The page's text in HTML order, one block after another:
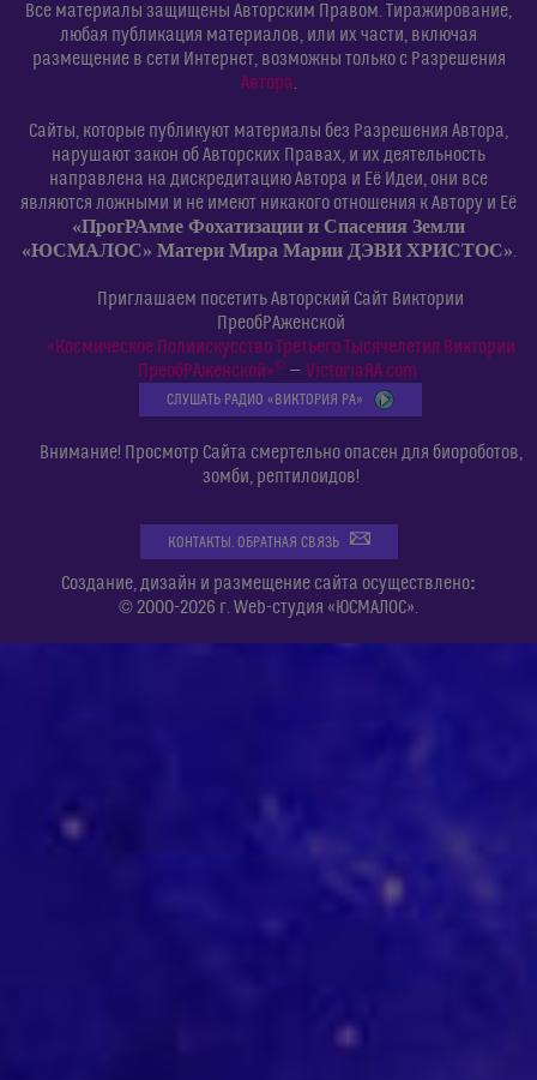
Все материалы защищены Авторским Правом. Тиражирование,
любая публикация материалов, или их части, включая
размещение в сети Интернет, возможны только с Разрешения
Автора.
Сайты, которые публикуют материалы без Разрешения Автора,
нарушают закон об Авторских Правах, и их деятельность
направлена на дискредитацию Автора и Её Идеи, они все
являются ложными и не имеют никакого отношения к Автору и Её
«ПрогРАмме Фохатизации и Спасения Земли
«ЮСМАЛОС» Матери Мира Марии ДЭВИ ХРИСТОС».
Приглашаем посетить Авторский Сайт Виктории
ПреобРАженской
«Космическое Полиискусство Третьего Тысячелетия Виктории
ПреобРАженской»©— VictoriaRA.com
СЛУШАТЬ РАДИО «ВИКТОРИЯ РА»
Внимание! Просмотр Сайта смертельно опасен для биороботов,
зомби, рептилоидов!
КОНТАКТЫ. ОБРАТНАЯ СВЯЗЬ
Создание, дизайн и размещение сайта осуществлено:
© 2000-2026 г. Web-студия «ЮСМАЛОС».